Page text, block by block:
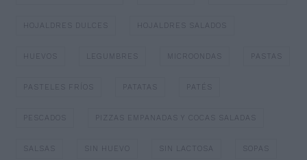
HOJALDRES DULCES HOJALDRES SALADOS
HUEVOS LEGUMBRES MICROONDAS PASTAS
PASTELES FRÍOS PATATAS PATÉS
PESCADOS PIZZAS EMPANADAS Y COCAS SALADAS
SALSAS SIN HUEVO SIN LACTOSA SOPAS